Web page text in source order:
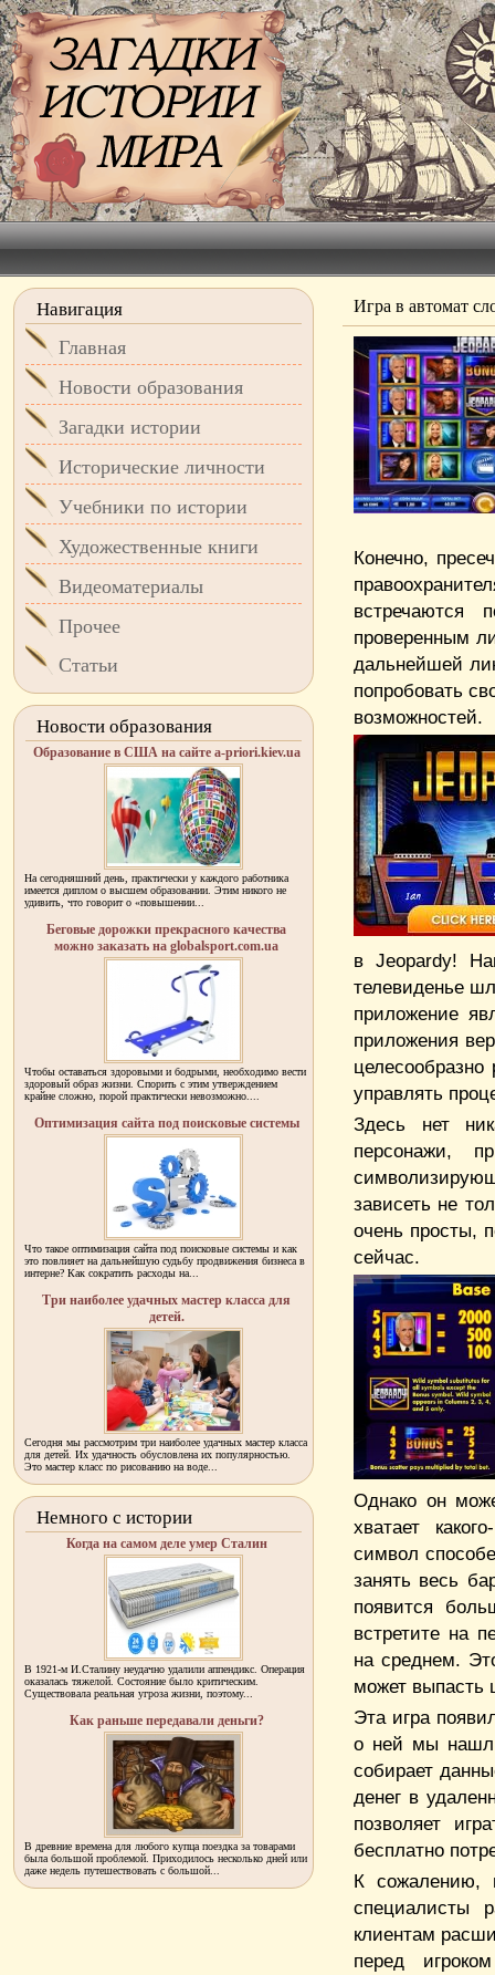
Игра в автомат
Конечно,
проверенным
дальнейшей
попробовать
возможностей.
в Jeopardy!
телевиденье
приложение
приложения
управлять
Здесь нет
персонажи,
зависеть не
очень просты,
сейчас.
Однако он
хватает
символ
занять весь
появится
встретите на
на среднем.
может выпасть
Эта игра
о ней мы
собирает
денег в
позволяет
бесплатно
К сожалению,
специалисты
клиентам
перед
Навигация
Главная
Новости образования
Загадки истории
Исторические личности
Учебники по истории
Художественные книги
Видеоматериалы
Прочее
Статьи
Новости образования
Образование в США на сайте a-priori.kiev.ua
На сегодняшний день, практически у каждого работника
имеется диплом о высшем образовании. Этим никого не
удивить, что говорит о «повышении...
Беговые дорожки прекрасного качества
можно заказать на globalsport.com.ua
Чтобы оставаться здоровыми и бодрыми, необходимо вести
здоровый образ жизни. Спорить с этим утверждением
крайне сложно, порой практически невозможно....
Оптимизация сайта под поисковые системы
Что такое оптимизация сайта под поисковые системы и как
это повлияет на дальнейшую судьбу продвижения бизнеса в
интерне? Как сократить расходы на...
Три наиболее удачных мастер класса для
детей.
Сегодня мы рассмотрим три наиболее удачных мастер класса
для детей. Их удачность обусловлена их популярностью.
Это мастер класс по рисованию на воде...
Немного с истории
Когда на самом деле умер Сталин
В 1921-м И.Сталину неудачно удалили аппендикс. Операция
оказалась тяжелой. Состояние было критическим.
Существовала реальная угроза жизни, поэтому...
Как раньше передавали деньги?
В древние времена для любого купца поездка за товарами
была большой проблемой. Приходилось несколько дней или
даже недель путешествовать с большой...